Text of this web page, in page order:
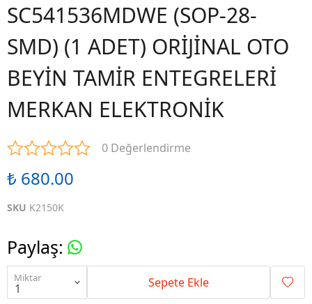
SC541536MDWE (SOP-28-
SMD) (1 ADET) ORİJİNAL OTO
BEYİN TAMİR ENTEGRELERİ
MERKAN ELEKTRONİK
0 Değerlendirme
₺ 680.00
SKU K2150K
Paylaş:
Miktar Sepete Ekle